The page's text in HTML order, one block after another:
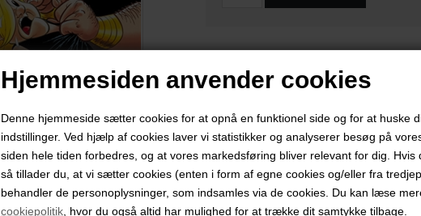
Hjemmesiden anvender cookies
Denne hjemmeside sætter cookies for at opnå en funktionel side og for at huske
indstillinger. Ved hjælp af cookies laver vi statistikker og analyserer besøg på
siden hele tiden forbedres, og at vores markedsføring bliver relevant for dig. Hvis
så tillader du, at vi sætter cookies (enten i form af egne cookies og/eller fra
behandler de personoplysninger, som indsamles via de cookies. Du kan læse
cookiepolitik , hvor du også altid har mulighed for at trække dit samtykke tilbage.